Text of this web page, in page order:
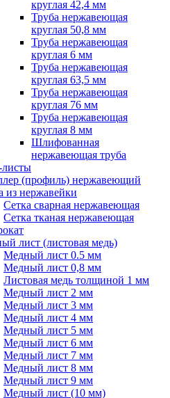
круглая 42,4 мм
Труба нержавеющая
круглая 50,8 мм
Труба нержавеющая
круглая 6 мм
Труба нержавеющая
круглая 63,5 мм
Труба нержавеющая
круглая 76 мм
Труба нержавеющая
круглая 8 мм
Шлифованная
нержавеющая труба
(профиль) нержавеющий
из нержавейки
Сетка сварная нержавеющая
Сетка тканая нержавеющая
лист (листовая медь)
Медный лист 0.5 мм
Медный лист 0,8 мм
Листовая медь толщиной 1 мм
Медный лист 2 мм
Медный лист 3 мм
Медный лист 4 мм
Медный лист 5 мм
Медный лист 6 мм
Медный лист 7 мм
Медный лист 8 мм
Медный лист 9 мм
Медный лист (10 мм)